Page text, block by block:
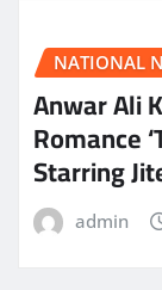
NATIONAL
Anwar Ali
Romance
Starring
admin